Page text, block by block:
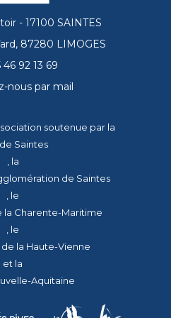
- 17100 SAINTES
87280 LIMOGES
46 92 13 69
nous par mail
soutenue par la
Saintes
, la
de Saintes
, le
Charente-Maritime
, le
la Haute-Vienne
et la
Aquitaine